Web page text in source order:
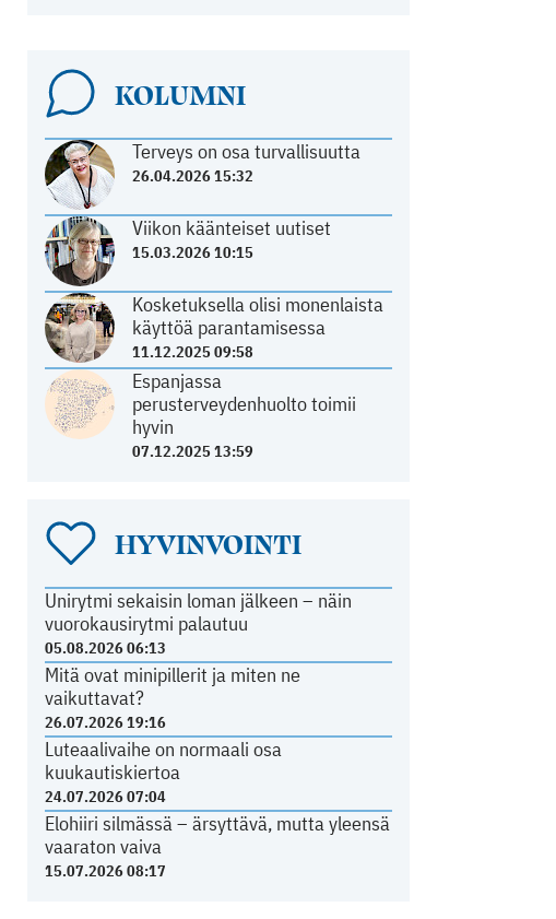
KOLUMNI
Terveys on osa turvallisuutta
26.04.2026 15:32
Viikon käänteiset uutiset
15.03.2026 10:15
Kosketuksella olisi monenlaista
käyttöä parantamisessa
11.12.2025 09:58
Espanjassa
perusterveydenhuolto toimii
hyvin
07.12.2025 13:59
HYVINVOINTI
Unirytmi sekaisin loman jälkeen – näin
vuorokausirytmi palautuu
05.08.2026 06:13
Mitä ovat minipillerit ja miten ne
vaikuttavat?
26.07.2026 19:16
Luteaalivaihe on normaali osa
kuukautiskiertoa
24.07.2026 07:04
Elohiiri silmässä – ärsyttävä, mutta yleensä
vaaraton vaiva
15.07.2026 08:17